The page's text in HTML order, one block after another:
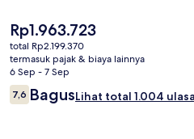
Harga
saat
ini
Rp1.963.723
Rp1.963.723
total Rp2.199.370
termasuk pajak & biaya lainnya
6 Sep - 7 Sep
Ulasan
7,67,6 dari 10
BagusLihat total 1.004